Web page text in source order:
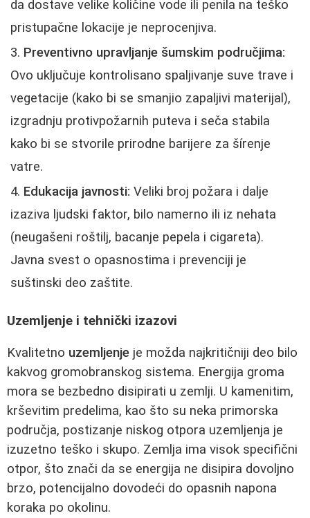
da dostave velike količine vode ili penila na teško
pristupačne lokacije je neprocenjiva.
Preventivno upravljanje šumskim područjima:
Ovo uključuje kontrolisano spaljivanje suve trave i
vegetacije (kako bi se smanjio zapaljivi materijal),
izgradnju protivpožarnih puteva i seča stabila
kako bi se stvorile prirodne barijere za šírenje
vatre.
Edukacija javnosti: Veliki broj požara i dalje
izaziva ljudski faktor, bilo namerno ili iz nehata
(neugašeni roštilj, bacanje pepela i cigareta).
Javna svest o opasnostima i prevenciji je
suštinski deo zaštite.
Uzemljenje i tehnički izazovi
Kvalitetno uzemljenje je možda najkritičniji deo bilo
kakvog gromobranskog sistema. Energija groma
mora se bezbedno disipirati u zemlji. U kamenitim,
krševitim predelima, kao što su neka primorska
područja, postizanje niskog otpora uzemljenja je
izuzetno teško i skupo. Zemlja ima visok specifični
otpor, što znači da se energija ne disipira dovoljno
brzo, potencijalno dovodeći do opasnih napona
koraka po okolinu.